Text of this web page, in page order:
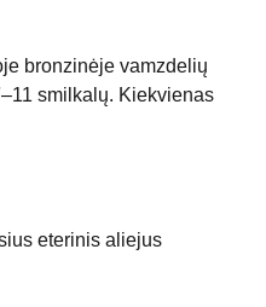
bronzinėje vamzdelių
smilkalų. Kiekvienas
eterinis aliejus